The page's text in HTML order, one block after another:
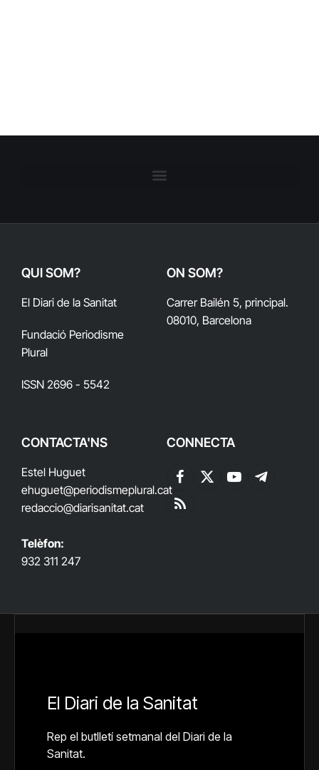
QUI SOM?
El Diari de la Sanitat
Fundació Periodisme
Plural
ISSN 2696 - 5542
ON SOM?
Carrer Bailén 5, principal.
08010, Barcelona
CONTACTA'NS
Estel Huguet
ehuguet@periodismeplural.cat
redaccio@diarisanitat.cat
Telèfon:
932 311 247
CONNECTA
Facebook
X
YouTubeTelegram
RSS